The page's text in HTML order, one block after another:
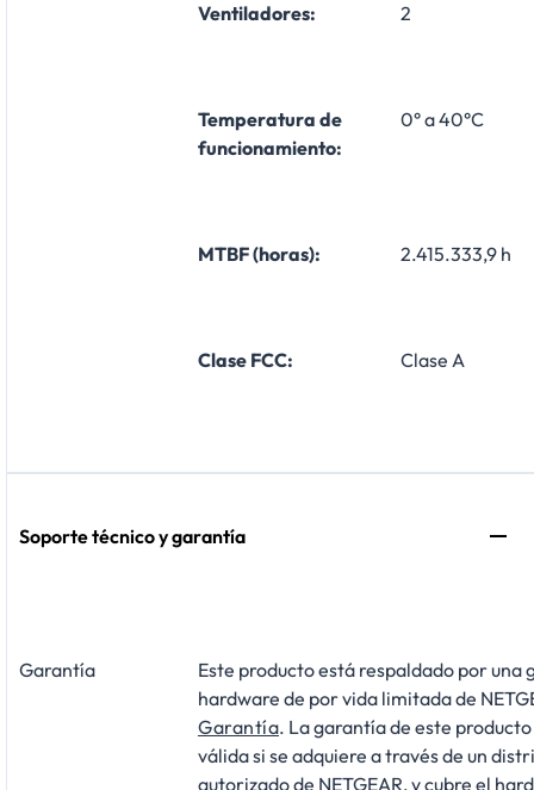
Ventiladores: 2
Temperatura de
funcionamiento:
0° a 40°C
MTBF (horas): 2.415.333,9 h
Clase FCC: Clase A
Soporte técnico y garantía
Garantía
Este producto está respaldado por una
hardware de por vida limitada de
Garantía. La garantía de este producto
válida si se adquiere a través de un
autorizado de NETGEAR, y cubre el